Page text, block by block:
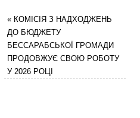
«КОМІСІЯ З НАДХОДЖЕНЬ
ДО БЮДЖЕТУ
БЕССАРАБСЬКОЇ ГРОМАДИ
ПРОДОВЖУЄ СВОЮ РОБОТУ
У 2026 РОЦІ